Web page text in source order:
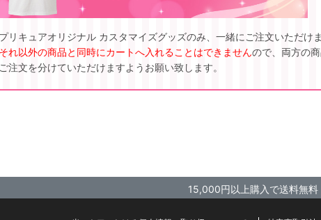
プリキュアオリジナル カスタマイズグッズのみ、一緒にご注文いただけま
それ以外の商品と同時にカートへ入れることはできませんので、両方の
ご注文を分けていただけますようお願い致します。
15,000円以上購入で送料無